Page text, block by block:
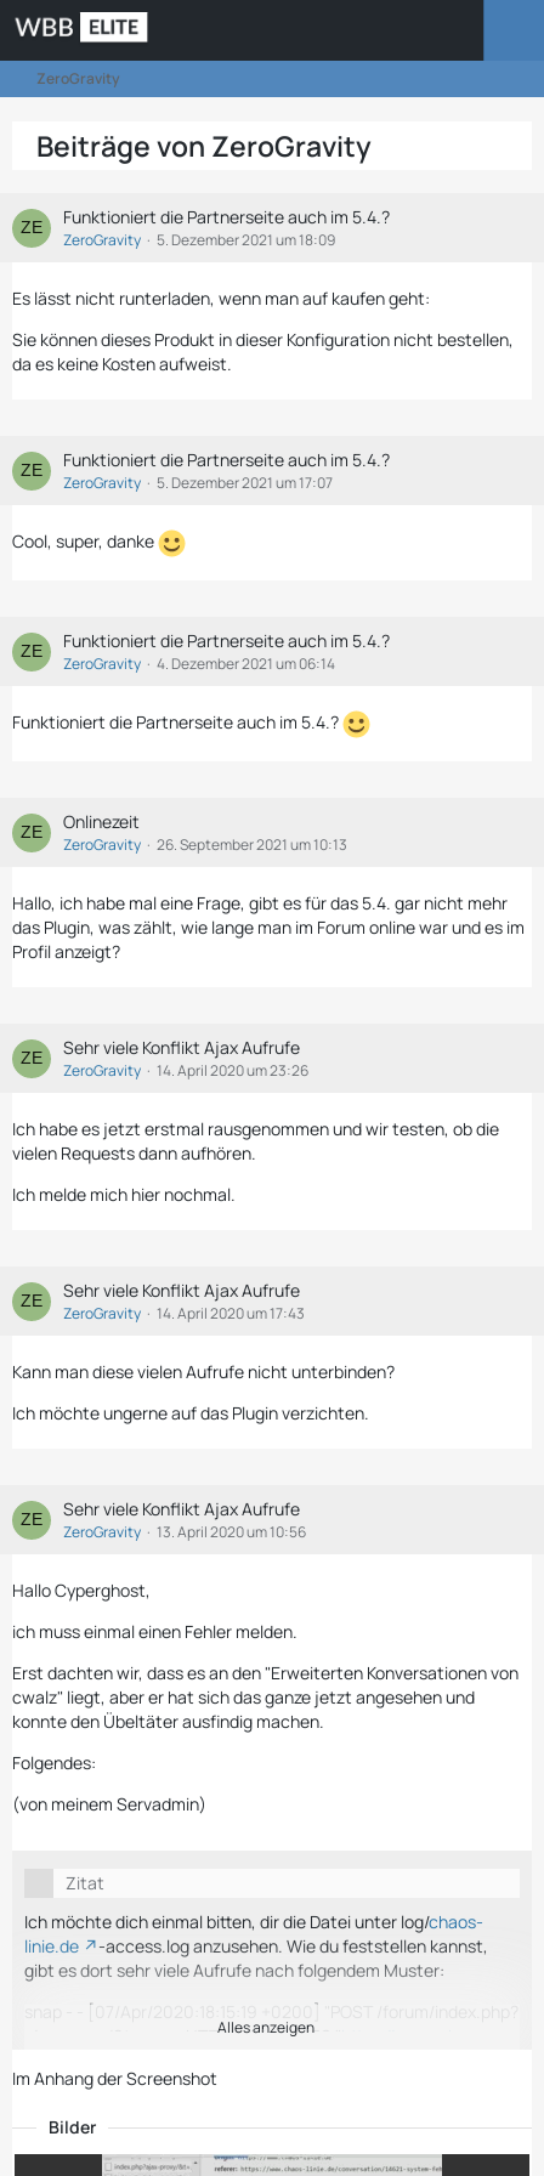
ZeroGravity
Beiträge von ZeroGravity
Funktioniert die Partnerseite auch im 5.4.?
ZeroGravity 5. Dezember 2021 um 18:09
Es lässt nicht runterladen, wenn man auf kaufen geht:
Sie können dieses Produkt in dieser Konfiguration nicht bestellen,
da es keine Kosten aufweist.
Funktioniert die Partnerseite auch im 5.4.?
ZeroGravity 5. Dezember 2021 um 17:07
Cool, super, danke
Funktioniert die Partnerseite auch im 5.4.?
ZeroGravity 4. Dezember 2021 um 06:14
Funktioniert die Partnerseite auch im 5.4.?
Onlinezeit
ZeroGravity 26. September 2021 um 10:13
Hallo, ich habe mal eine Frage, gibt es für das 5.4. gar nicht mehr
das Plugin, was zählt, wie lange man im Forum online war und es im
Profil anzeigt?
Sehr viele Konflikt Ajax Aufrufe
ZeroGravity 14. April 2020 um 23:26
Ich habe es jetzt erstmal rausgenommen und wir testen, ob die
vielen Requests dann aufhören.
Ich melde mich hier nochmal.
Sehr viele Konflikt Ajax Aufrufe
ZeroGravity 14. April 2020 um 17:43
Kann man diese vielen Aufrufe nicht unterbinden?
Ich möchte ungerne auf das Plugin verzichten.
Sehr viele Konflikt Ajax Aufrufe
ZeroGravity 13. April 2020 um 10:56
Hallo Cyperghost,
ich muss einmal einen Fehler melden.
Erst dachten wir, dass es an den "Erweiterten Konversationen von
cwalz" liegt, aber er hat sich das ganze jetzt angesehen und
konnte den Übeltäter ausfindig machen.
Folgendes:
(von meinem Servadmin)
Zitat
Ich möchte dich einmal bitten, dir die Datei unter log/chaos-
linie.de
-access.log anzusehen. Wie du feststellen kannst,
gibt es dort sehr viele Aufrufe nach folgendem Muster:
snap - - [07/Apr/2020:18:15:19 +0200] "POST /forum/index.php?
ajax-proxy/&t=snap HTTP/2.0" 409 136 "
Wichtig ist dabei die Zahl hinter dem „HTTP/2.0“. Eine 409
bedeutet, dass der Webserver diese wegen eines Konflikts
Alles anzeigen
Im Anhang der Screenshot
Bilder